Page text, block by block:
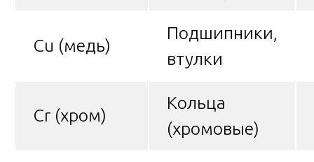
Cu (медь)
Подшипники,
втулки
Cr (хром)
Кольца
(хромовые)